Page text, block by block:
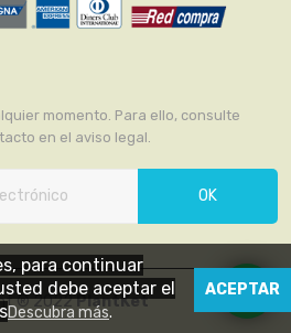
momento. Para ello, consulte
en el aviso legal.
OK
® 2022PlantKet
para continuar
debe aceptar el
Descubra más.
ACEPTAR